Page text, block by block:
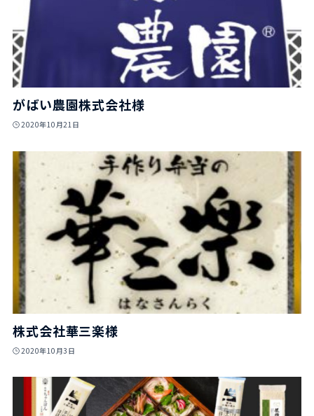
がばい農園株式会社様
2020年10月21日
株式会社華三楽様
2020年10月3日